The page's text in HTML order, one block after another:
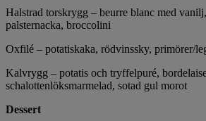
Halstrad torskrygg – beurre blanc med
palsternacka, broccolini
Oxfilé – potatiskaka, rödvinssky, primörer/
Kalvrygg – potatis och tryffelpuré,
schalottenlöksmarmelad, sotad gul morot
Dessert